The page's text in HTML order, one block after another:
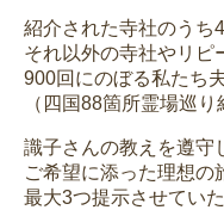
紹介された寺社のうち
それ以外の寺社やリピ
900回にのぼる私たち
（四国88箇所霊場巡り
識子さんの教えを遵守
ご希望に添った理想の
最大3つ提示させてい